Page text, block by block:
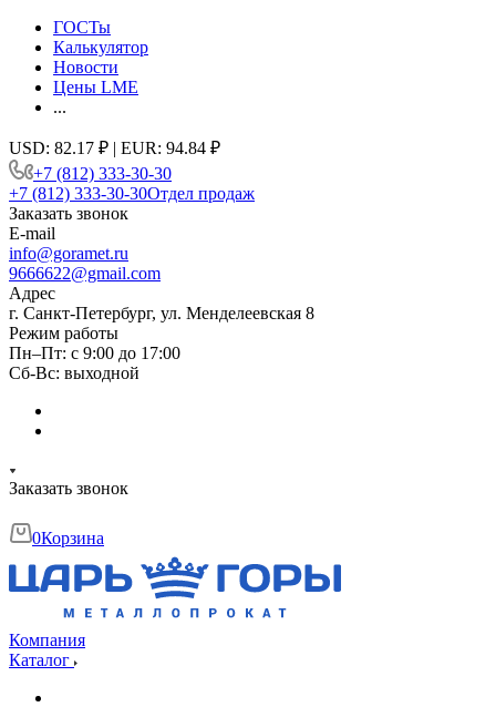
ГОСТы
Калькулятор
Новости
Цены LME
...
USD: 82.17 ₽ | EUR: 94.84 ₽
+7 (812) 333-30-30
+7 (812) 333-30-30Отдел продаж
Заказать звонок
E-mail
info@goramet.ru
9666622@gmail.com
Адрес
г. Санкт-Петербург, ул. Менделеевская 8
Режим работы
Пн–Пт: с 9:00 до 17:00
Сб-Вс: выходной
Заказать звонок
0Корзина
Компания
Каталог